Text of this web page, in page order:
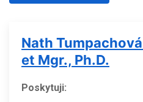
Nath
et Mgr., Ph.D.
Poskytuji: